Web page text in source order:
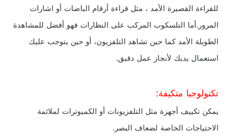
للقراءة القصيرة الأمد ، مثل قراءة أرقام الباصات أو اشارات
المرور.أما التلسكوب المركب على النظارات فهو أفضل للمشاهدة
الطويلة الأمد كما حين تشاهد التلفزيون، أو حين يتوجب عليك
استعمال يديك لأنجاز عمل دقيق.
تكنولوجيا متكيفة:
يمكن تكييف أجهزة مثل التلفزيونات أو الكميوترات لملائمة
الاحتياجات الخاصة لضعاف البصر.